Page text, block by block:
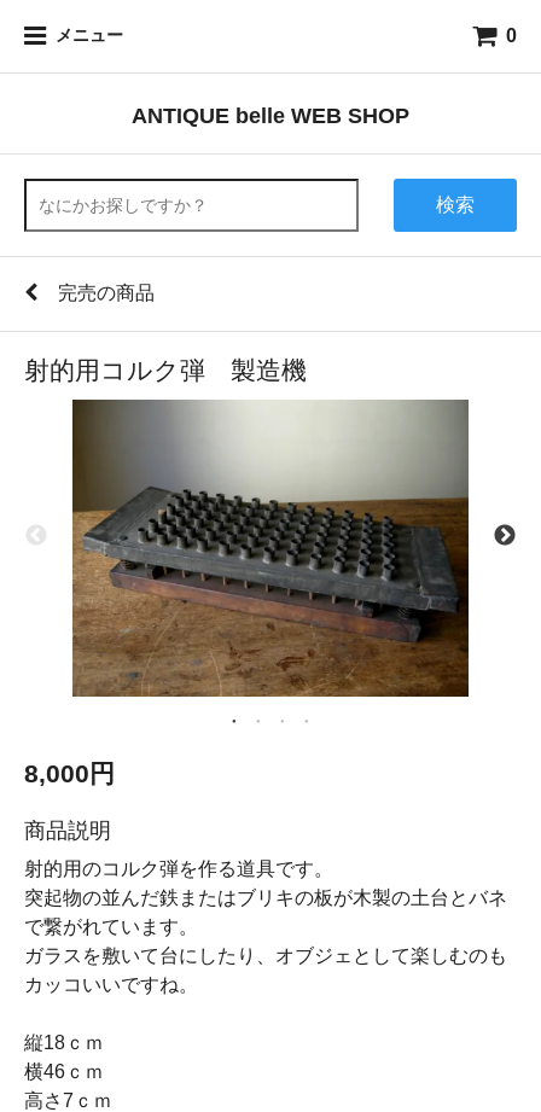
メニュー 0
ANTIQUE belle WEB SHOP
検索
完売の商品
射的用コルク弾 製造機
8,000円
商品説明
射的用のコルク弾を作る道具です。
突起物の並んだ鉄またはブリキの板が木製の土台とバネ
で繋がれています。
ガラスを敷いて台にしたり、オブジェとして楽しむのも
カッコいいですね。
縦18ｃｍ
横46ｃｍ
高さ7ｃｍ